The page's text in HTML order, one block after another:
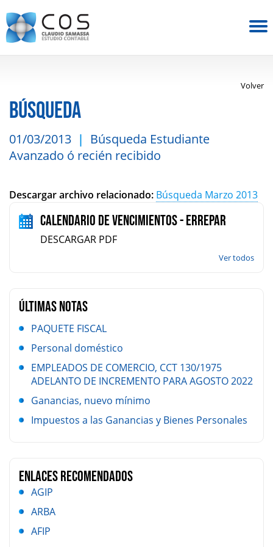
Volver
BÚSQUEDA
01/03/2013
Búsqueda Estudiante
Avanzado ó recién recibido
Descargar archivo relacionado: Búsqueda Marzo 2013
Calendario de vencimientos - Errepar
DESCARGAR PDF
Ver todos
ÚLTIMAS NOTAS
PAQUETE FISCAL
Personal doméstico
EMPLEADOS DE COMERCIO, CCT 130/1975
ADELANTO DE INCREMENTO PARA AGOSTO 2022
Ganancias, nuevo mínimo
Impuestos a las Ganancias y Bienes Personales
Enlaces Recomendados
AGIP
ARBA
AFIP